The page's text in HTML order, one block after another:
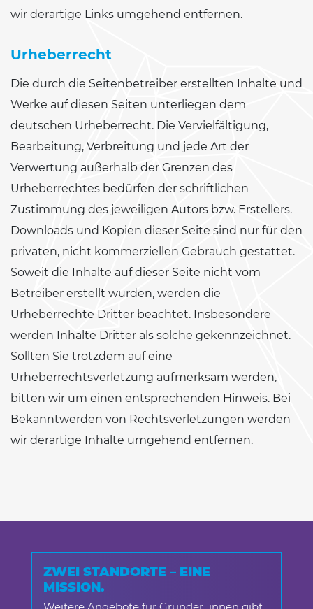
wir derartige Links umgehend entfernen.
Urheberrecht
Die durch die Seitenbetreiber erstellten Inhalte und
Werke auf diesen Seiten unterliegen dem
deutschen Urheberrecht. Die Vervielfältigung,
Bearbeitung, Verbreitung und jede Art der
Verwertung außerhalb der Grenzen des
Urheberrechtes bedürfen der schriftlichen
Zustimmung des jeweiligen Autors bzw. Erstellers.
Downloads und Kopien dieser Seite sind nur für den
privaten, nicht kommerziellen Gebrauch gestattet.
Soweit die Inhalte auf dieser Seite nicht vom
Betreiber erstellt wurden, werden die
Urheberrechte Dritter beachtet. Insbesondere
werden Inhalte Dritter als solche gekennzeichnet.
Sollten Sie trotzdem auf eine
Urheberrechtsverletzung aufmerksam werden,
bitten wir um einen entsprechenden Hinweis. Bei
Bekanntwerden von Rechtsverletzungen werden
wir derartige Inhalte umgehend entfernen.
ZWEI STANDORTE – EINE
MISSION.